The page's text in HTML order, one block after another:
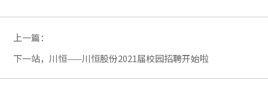
上一篇：
下一站，川恒——川恒股份2021届校园招聘开始啦